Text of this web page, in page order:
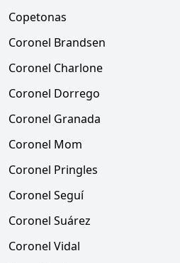
Copetonas
Coronel Brandsen
Coronel Charlone
Coronel Dorrego
Coronel Granada
Coronel Mom
Coronel Pringles
Coronel Seguí
Coronel Suárez
Coronel Vidal